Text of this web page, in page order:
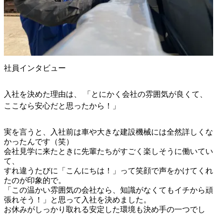
社員インタビュー
入社を決めた理由は、 「とにかく会社の雰囲気が良くて、
ここなら安心だと思ったから！」
実を言うと、入社前は車や大きな建設機械には全然詳しくな
かったんです（笑）
会社見学に来たときに先輩たちがすごく楽しそうに働いてい
て、
すれ違うたびに「こんにちは！」って笑顔で声をかけてくれ
たのが印象的で。
「この温かい雰囲気の会社なら、知識がなくてもイチから頑
張れそう！」と思って入社を決めました。
お休みがしっかり取れる安定した環境も決め手の一つでし